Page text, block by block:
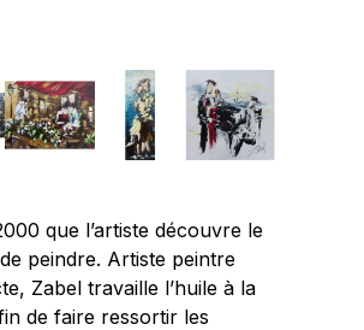
que l’artiste découvre le
peindre. Artiste peintre
Zabel travaille l’huile à la
de faire ressortir les